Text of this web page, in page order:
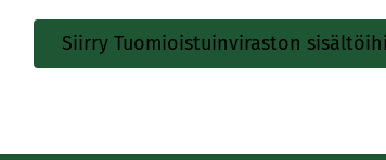
Siirry Tuomioistuinviraston
S